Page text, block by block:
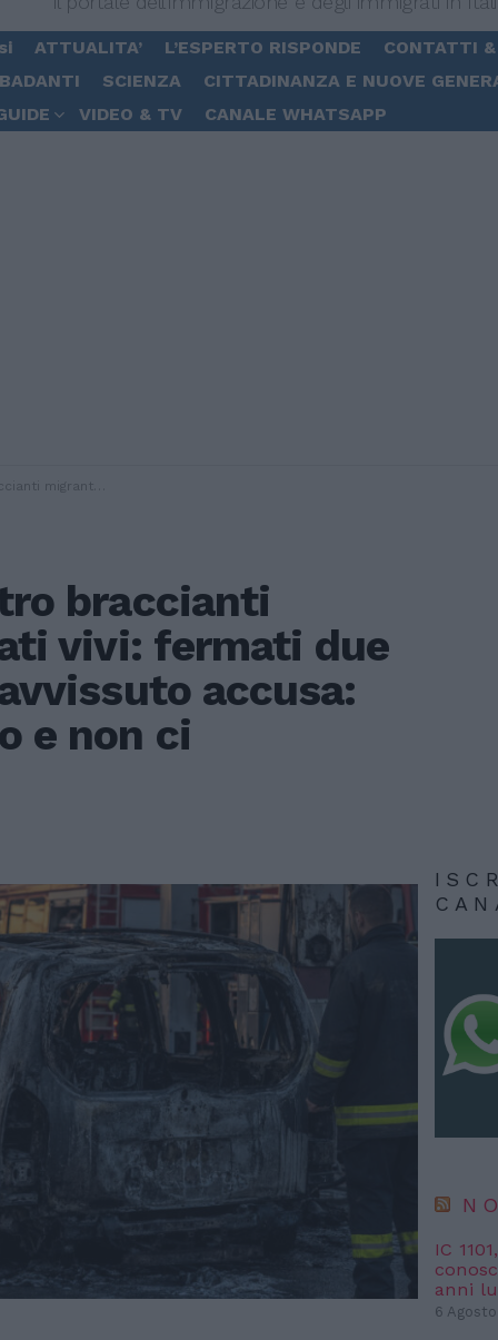
ATTUALITA’ L’ESPERTO RISPONDE
CONTATTI
SCIENZA
CITTADINANZA E NUOVE
VIDEO & TV CANALE WHATSAPP
accusa: «Ci sfruttavano e non ci pagavano»
braccianti
vivi: fermati due
accusa:
e non ci
IC
anni
6